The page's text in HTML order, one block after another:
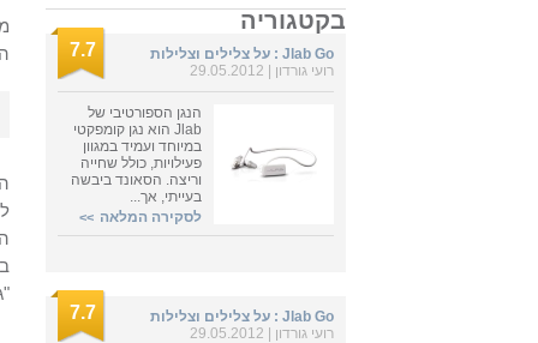
בקטגוריה
Jlab Go : על צלילים וצלילות
רועי גורדון | 29.05.2012
7.7
הנגן הספורטיבי של
Jlab הוא נגן קומפקטי
במיוחד ועמיד במגוון
פעילויות, כולל שחייה
וריצה. הסאונד ביבשה
בעייתי, אך...
לסקירה המלאה >>
Jlab Go : על צלילים וצלילות
רועי גורדון | 29.05.2012
7.7